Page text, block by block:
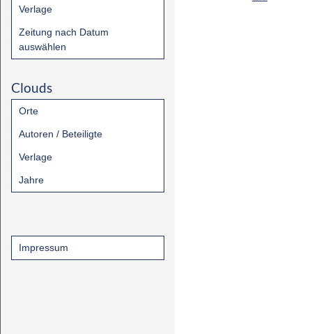
Verlage
Zeitung nach Datum
auswählen
Clouds
Orte
Autoren / Beteiligte
Verlage
Jahre
Impressum